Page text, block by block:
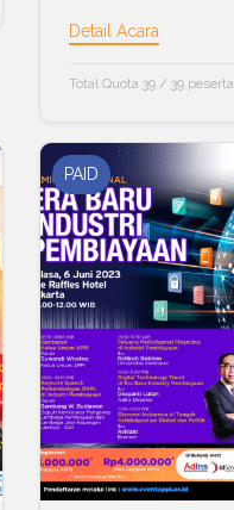
Detail Acara
Total Quota 39 / 39 peserta
PAID